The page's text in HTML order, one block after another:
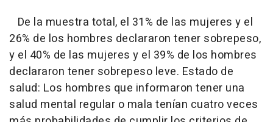
De la muestra total, el 31% de las mujeres y el
26% de los hombres declararon tener sobrepeso,
y el 40% de las mujeres y el 39% de los hombres
declararon tener sobrepeso leve. Estado de
salud: Los hombres que informaron tener una
salud mental regular o mala tenían cuatro veces